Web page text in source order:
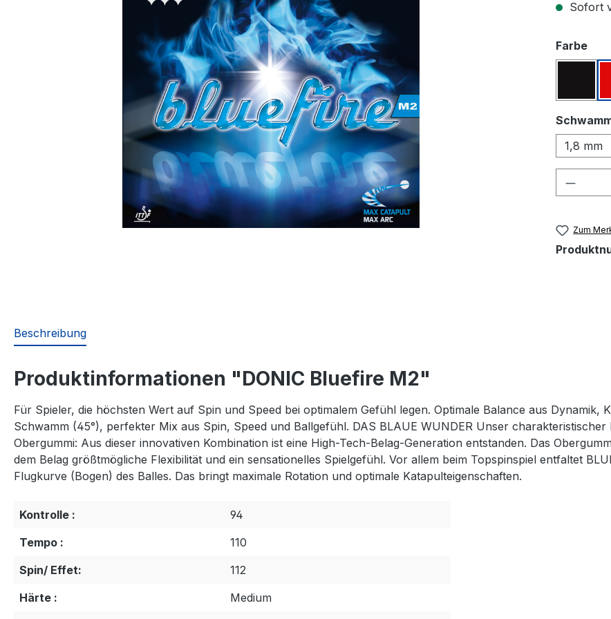
Sofort
Farbe
1,8 mm
Zum
Beschreibung
Produktinformationen "DONIC Bluefire M2"
Für Spieler, die höchsten Wert auf Spin und Speed bei optimalem Gefühl legen. Optimale Balance aus
Schwamm (45°), perfekter Mix aus Spin, Speed und Ballgefühl. DAS BLAUE WUNDER Unser
Obergummi: Aus dieser innovativen Kombination ist eine High-Tech-Belag-Generation entstanden. Das
dem Belag größtmögliche Flexibilität und ein sensationelles Spielgefühl. Vor allem beim Topspinspiel entfaltet
Flugkurve (Bogen) des Balles. Das bringt maximale Rotation und optimale Katapulteigenschaften.
Kontrolle :
94
Tempo :
110
Spin/ Effet:
112
Härte :
Medium